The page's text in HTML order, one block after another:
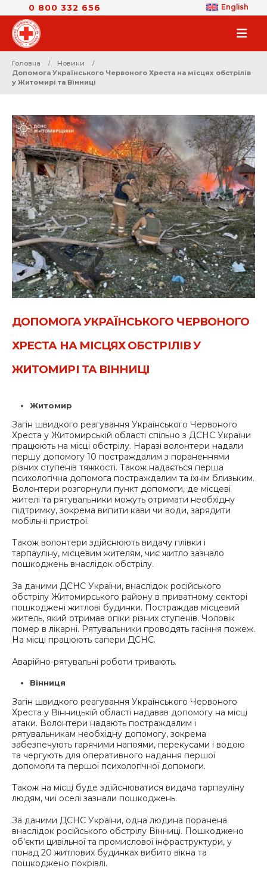
0 800 332 656 English
Головна
Новини
Допомога Українського Червоного Хреста на місцях обстрілів
у Житомирі та Вінниці
ДОПОМОГА УКРАЇНСЬКОГО ЧЕРВОНОГО
ХРЕСТА НА МІСЦЯХ ОБСТРІЛІВ У
ЖИТОМИРІ ТА ВІННИЦІ
Житомир
Загін швидкого реагування Українського Червоного
Хреста у Житомирській області спільно з ДСНС України
працюють на місці обстрілу. Наразі волонтери надали
першу допомогу 10 постраждалим з пораненнями
різних ступенів тяжкості. Також надається перша
психологічна допомога постраждалим та їхнім близьким.
Волонтери розгорнули пункт допомоги, де місцеві
жителі та рятувальники можуть отримати необхідну
підтримку, зокрема випити кави чи води, зарядити
мобільні пристрої.
Також волонтери здійснюють видачу плівки і
тарпауліну, місцевим жителям, чиє житло зазнало
пошкоджень внаслідок обстрілу.
За даними ДСНС України, внаслідок російського
обстрілу Житомирського району в приватному секторі
пошкоджені житлові будинки. Постраждав місцевий
житель, який отримав опіки різних ступенів. Чоловік
помер в лікарні. Рятувальники проводять гасіння пожеж.
На місці працюють сапери ДСНС.
Аварійно-рятувальні роботи тривають.
Вінниця
Загін швидкого реагування Українського Червоного
Хреста у Вінницькій області надавав допомогу на місці
атаки. Волонтери надають постраждалим і
рятувальникам необхідну допомогу, зокрема
забезпечують гарячими напоями, перекусами і водою
та чергують для оперативного надання першої
допомоги та першої психологічної допомоги.
Також на місці буде здійснюватися видача тарпауліну
людям, чиї оселі зазнали пошкоджень.
За даними ДСНС України, одна людина поранена
внаслідок російського обстрілу Вінниці. Пошкоджено
об’єкти цивільної та промислової інфраструктури, у
понад 20 житлових будинках вибито вікна та
пошкоджено покрівлі.